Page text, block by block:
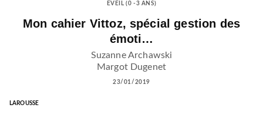
EVEIL (0 -3 ANS)
Mon cahier Vittoz, spécial gestion des
émoti…
Suzanne Archawski
Margot Dugenet
23/01/2019
LAROUSSE